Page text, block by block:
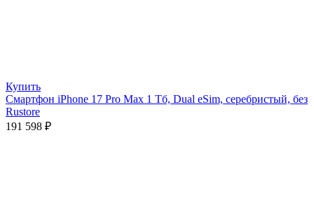
Купить
Смартфон iPhone 17 Pro Max 1 Тб, Dual eSim, серебристый, без
Rustore
191 598 ₽